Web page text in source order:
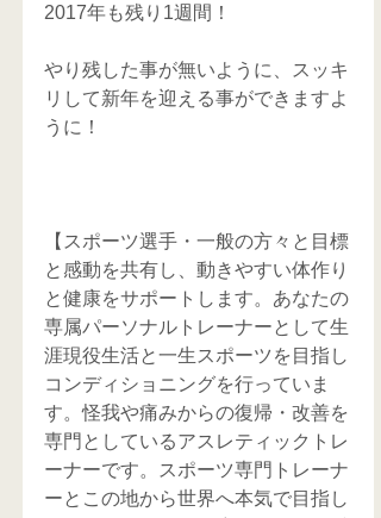
2017年も残り1週間！
やり残した事が無いように、スッキ
リして新年を迎える事ができますよ
うに！
【スポーツ選手・一般の方々と目標
と感動を共有し、動きやすい体作り
と健康をサポートします。あなたの
専属パーソナルトレーナーとして生
涯現役生活と一生スポーツを目指し
コンディショニングを行っていま
す。怪我や痛みからの復帰・改善を
専門としているアスレティックトレ
ーナーです。スポーツ専門トレーナ
ーとこの地から世界へ本気で目指し